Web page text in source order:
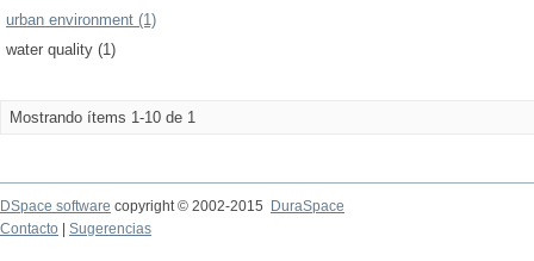
urban environment (1)
water quality (1)
Mostrando ítems 1-10 de 1
DSpace software copyright © 2002-2015
DuraSpace
Contacto
Sugerencias